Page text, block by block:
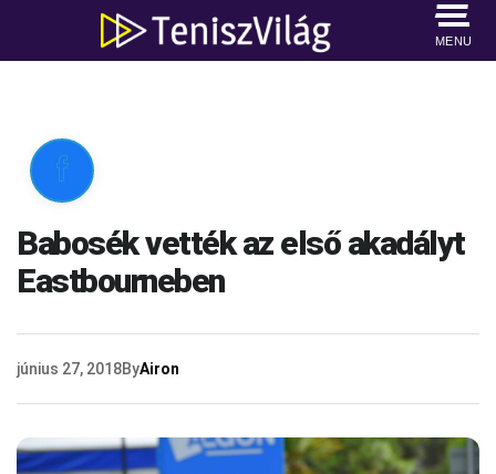
MENU

Babosék vették az első akadályt
Eastbourneben
június 27, 2018ByAiron